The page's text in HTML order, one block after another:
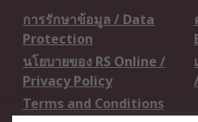
การรักษาข้อมูล / Data
Protection
นโยบายของ RS Online /
Privacy Policy
Terms and Conditions